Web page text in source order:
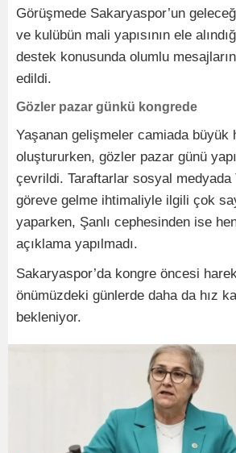
Görüşmede Sakaryaspor’un
ve kulübün mali yapısının ele
destek konusunda olumlu
edildi.
Gözler pazar günkü kongrede
Yaşanan gelişmeler camiada büyük
oluştururken, gözler pazar günü
çevrildi. Taraftarlar sosyal medyada
göreve gelme ihtimaliyle ilgili çok
yaparken, Şanlı cephesinden ise
açıklama yapılmadı.
Sakaryaspor’da kongre öncesi
önümüzdeki günlerde daha da hız
bekleniyor.